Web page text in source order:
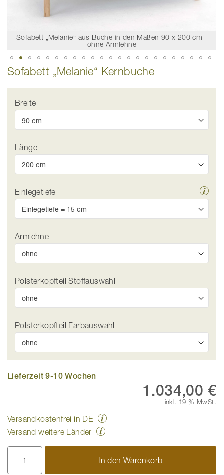
Sofabett „Melanie“ aus Buche in den Maßen 90 x 200 cm -
ohne Armlehne
Zum
Anfang
Bildgalerie
Sofabett „Melanie“ Kernbuche
Breite
Länge
Einlegetiefe
Armlehne
Polsterkopfteil Stoffauswahl
Polsterkopfteil Farbauswahl
Lieferzeit 9-10 Wochen
1.034,00 €
inkl. 19 % MwSt.
Versandkostenfrei in DE
Versand weitere Länder
In den Warenkorb